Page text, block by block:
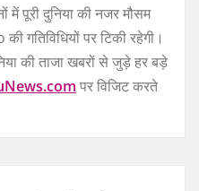
पूरी दुनिया की नजर मौसम
गतिविधियों पर टिकी रहेगी।
की ताजा खबरों से जुड़े हर बड़े
पर विजिट करते